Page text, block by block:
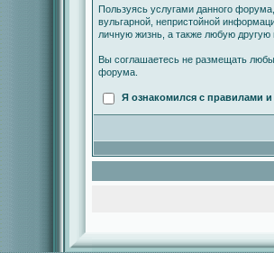
Пользуясь услугами данного
вульгарной, непристойной
личную жизнь, а также любую
Вы соглашаетесь не размещать
форума.
Я ознакомился с правилами